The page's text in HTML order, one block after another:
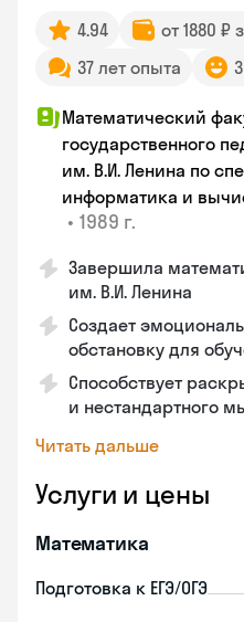
4.94
от 1880 ₽
37 лет опыта
Математический
государственного
им. В.И. Ленина по
информатика и
• 1989 г.
Завершила
им. В.И. Ленина
Создает
обстановку для
Способствует
и нестандартного
Читать дальше
Услуги и цены
Математика
Подготовка к ЕГЭ/ОГЭ